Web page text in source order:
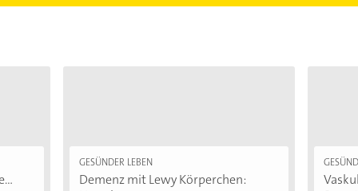
GESÜNDER LEBEN
Demenz mit Lewy Körperchen: